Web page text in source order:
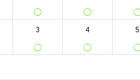
◯ ◯
3
◯
4
◯
5